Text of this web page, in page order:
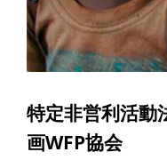
特定非営利活動
画WFP協会